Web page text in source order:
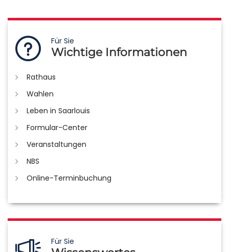
Für Sie
Wichtige Informationen
Rathaus
Wahlen
Leben in Saarlouis
Formular-Center
Veranstaltungen
NBS
Online-Terminbuchung
Für Sie